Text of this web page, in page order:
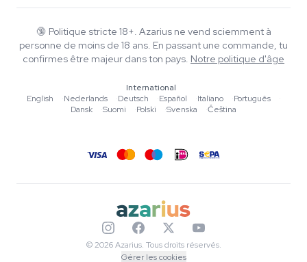
Politique de confidentialité
Wiki
Musique
Normes éditoriales
Outils & Calculateurs
🔞 Politique stricte 18+. Azarius ne vend sciemment à
personne de moins de 18 ans. En passant une commande, tu
confirmes être majeur dans ton pays. Notre politique d'âge
International
English
·Nederlands ·Deutsch ·Español ·Italiano ·Português
·
Dansk
·Suomi ·Polski ·Svenska ·Čeština
© 2026 Azarius. Tous droits réservés.
Gérer les cookies